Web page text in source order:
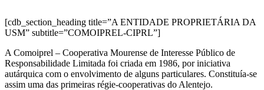
[cdb_section_heading title=”A ENTIDADE PROPRIETÁRIA DA
USM” subtitle=”COMOIPREL-CIPRL”]
A Comoiprel – Cooperativa Mourense de Interesse Público de
Responsabilidade Limitada foi criada em 1986, por iniciativa
autárquica com o envolvimento de alguns particulares. Constituía-se
assim uma das primeiras régie-cooperativas do Alentejo.